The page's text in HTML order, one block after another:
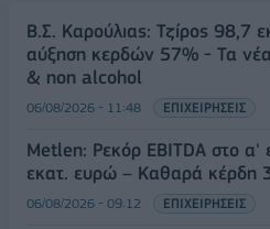
Β.Σ. Καρούλιας: Τζίρος 98,7
αύξηση κερδών 57% - Τα
& non alcohol
06/08/2026 - 11:48 ΕΠΙΧΕΙΡΗΣΕΙΣ
Metlen: Ρεκόρ EBITDA στο α'
εκατ. ευρώ – Καθαρά κέρδη
06/08/2026 - 09:12 ΕΠΙΧΕΙΡΗΣΕΙΣ